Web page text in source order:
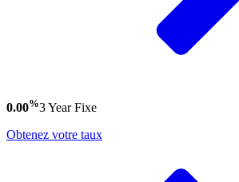
0.00%3 YearFixe
Obtenez votre taux